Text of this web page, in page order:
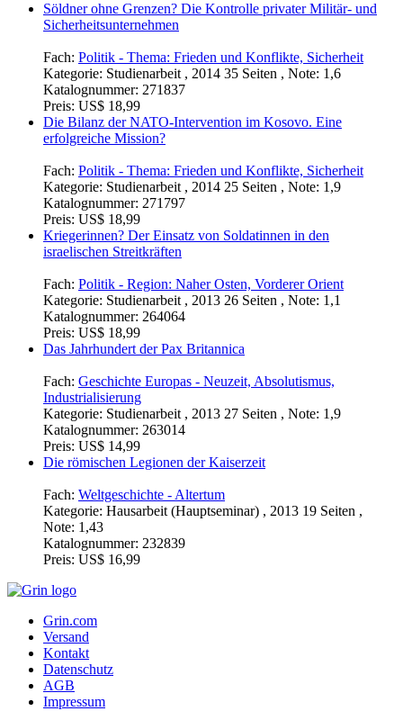
Söldner ohne Grenzen? Die Kontrolle privater Militär- und
Sicherheitsunternehmen
Fach: Politik - Thema: Frieden und Konflikte, Sicherheit
Kategorie: Studienarbeit , 2014 35 Seiten , Note: 1,6
Katalognummer: 271837
Preis: US$ 18,99
Die Bilanz der NATO-Intervention im Kosovo. Eine
erfolgreiche Mission?
Fach: Politik - Thema: Frieden und Konflikte, Sicherheit
Kategorie: Studienarbeit , 2014 25 Seiten , Note: 1,9
Katalognummer: 271797
Preis: US$ 18,99
Kriegerinnen? Der Einsatz von Soldatinnen in den
israelischen Streitkräften
Fach: Politik - Region: Naher Osten, Vorderer Orient
Kategorie: Studienarbeit , 2013 26 Seiten , Note: 1,1
Katalognummer: 264064
Preis: US$ 18,99
Das Jahrhundert der Pax Britannica
Fach: Geschichte Europas - Neuzeit, Absolutismus,
Industrialisierung
Kategorie: Studienarbeit , 2013 27 Seiten , Note: 1,9
Katalognummer: 263014
Preis: US$ 14,99
Die römischen Legionen der Kaiserzeit
Fach: Weltgeschichte - Altertum
Kategorie: Hausarbeit (Hauptseminar) , 2013 19 Seiten ,
Note: 1,43
Katalognummer: 232839
Preis: US$ 16,99
Grin.com
Versand
Kontakt
Datenschutz
AGB
Impressum